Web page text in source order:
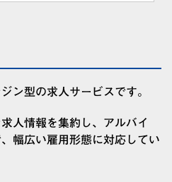
ン型の求人サービスです。
人情報を集約し、アルバイ
幅広い雇用形態に対応してい